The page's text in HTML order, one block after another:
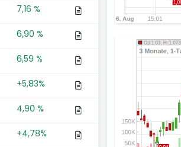
7,16 %
6,90 %
6,59 %
+5,83%
4,90 %
+4,78%